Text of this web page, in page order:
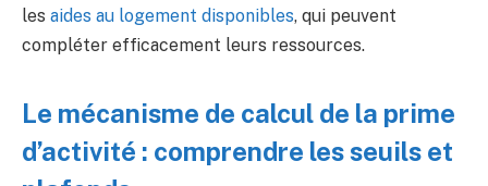
les aides au logement disponibles, qui peuvent
compléter efficacement leurs ressources.
Le mécanisme de calcul de la prime
d’activité : comprendre les seuils et